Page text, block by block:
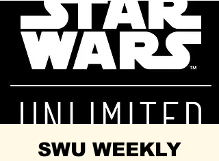
SWU WEEKLY